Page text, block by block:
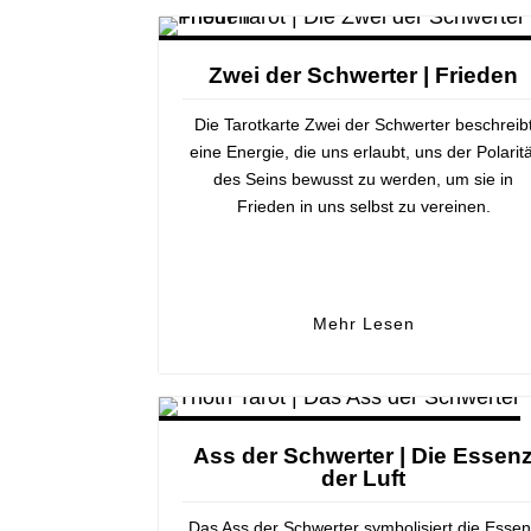
Zwei der Schwerter | Frieden
Die Tarotkarte Zwei der Schwerter
eine Energie, die uns erlaubt, uns der
des Seins bewusst zu werden, um sie in
Frieden in uns selbst zu vereinen.
Mehr Lesen
Ass der Schwerter | Die Essenz
der Luft